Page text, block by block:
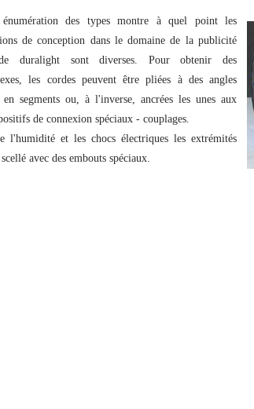
des types montre à quel point les
de conception dans le domaine de la publicité
duralight sont diverses. Pour obtenir des
les cordes peuvent être pliées à des angles
en segments ou, à l'inverse, ancrées les unes aux
de connexion spéciaux - couplages.
l'humidité et les chocs électriques les extrémités
scellé avec des embouts spéciaux.